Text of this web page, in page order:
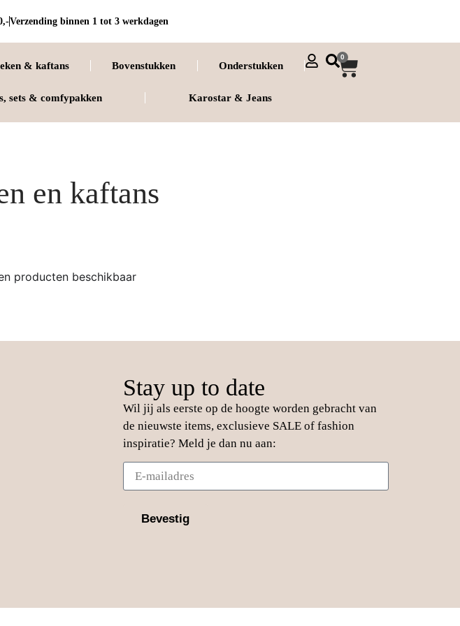
Verzending binnen 1 tot 3 werkdagen
& kaftans Bovenstukken Onderstukken
sets & comfypakken Karostar & Jeans
0
en kaftans
producten beschikbaar
Stay up to date
Wil jij als eerste op de hoogte worden gebracht van
de nieuwste items, exclusieve SALE of fashion
inspiratie? Meld je dan nu aan:
Bevestig